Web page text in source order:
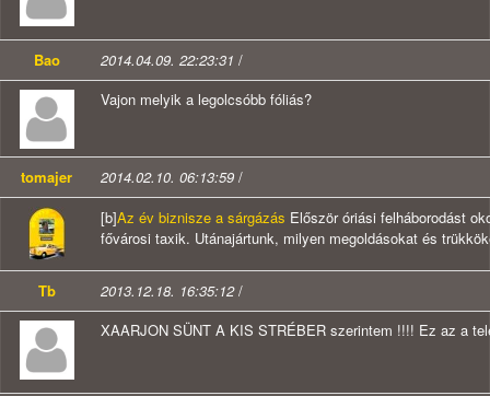
Bao 2014.04.09. 22:23:31 /
Vajon melyik a legolcsóbb fóliás?
tomajer 2014.02.10. 06:13:59 /
[b]Az év biznisze a sárgázás Először óriási felháborodást
fővárosi taxik. Utánajártunk, milyen megoldásokat és
Tb 2013.12.18. 16:35:12/
XAARJON SÜNT A KIS STRÉBER szerintem !!!! Ez az a